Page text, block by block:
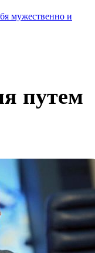
мужественно и
путем